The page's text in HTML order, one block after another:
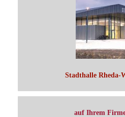
Stadthalle Rheda-
auf Ihrem